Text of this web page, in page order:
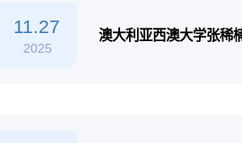
11.27
2025
澳大利亚西澳大学张稀